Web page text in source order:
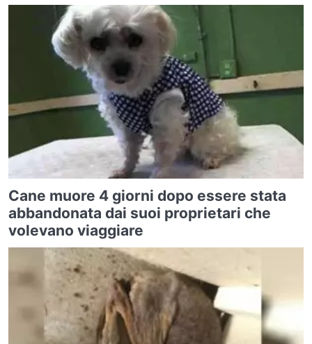
Cane muore 4 giorni dopo essere stata
abbandonata dai suoi proprietari che
volevano viaggiare